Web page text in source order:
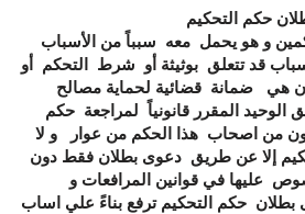
حكم التحكيم
و هو يحمل معه سبباً من الأسباب
قد تتعلق بوثيثة أو شرط التحكم أو
هي ضمانة قضائية لحماية مصالح
الوحيد المقرر قانونياً لمراجعة حكم
من اصحاب هذا الحكم من عوار و لا
إلا عن طريق دعوى بطلان فقط دون
عليها في قوانين المرافعات و
بطلان حكم التحكيم ترفع بناءً علي اساب